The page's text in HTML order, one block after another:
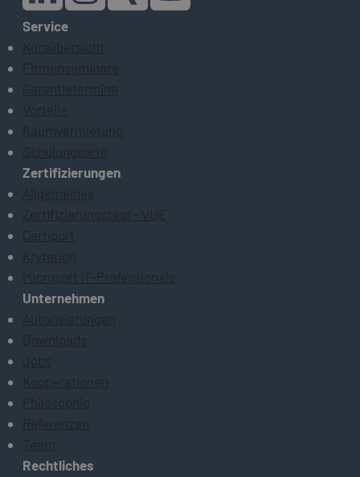
Service
Kursübersicht
Firmenseminare
Garantietermine
Vorteile
Raumvermietung
Schulungsorte
Zertifizierungen
Allgemeines
Zertifizierungstest - VUE
Certiport
Kryterion
Microsoft IT-Professionals
Unternehmen
Autorisierungen
Downloads
Jobs
Kooperationen
Philosophie
Referenzen
Team
Rechtliches